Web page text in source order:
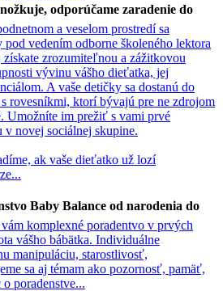
odporúčame zaradenie do
a veselom prostredí sa
vedením odborne školeného lektora
zrozumiteľnou a zážitkovou
vývinu vášho dieťatka, jej
A vaše detičky sa dostanú do
rovesníkmi, ktorí bývajú pre ne zdrojom
Umožníte im prežiť s vami prvé
v novej sociálnej skupine.
ak vaše dieťatko už lozí
Baby Balance od narodenia do
vám komplexné poradentvo v prvých
vášho bábätka. Individuálne
manipuláciu, starostlivosť,
sa aj témam ako pozornosť, pamäť,
o poradenstve...